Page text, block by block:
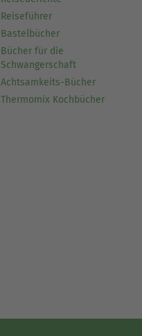
Reiseführer
Bastelbücher
Bücher für die
Schwangerschaft
Achtsamkeits-Bücher
Thermomix Kochbücher